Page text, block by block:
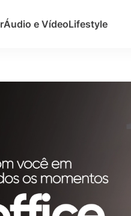
Áudio e VídeoLifestyle